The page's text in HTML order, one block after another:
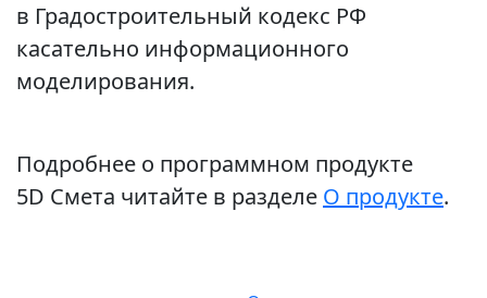
в Градостроительный кодекс РФ
касательно информационного
моделирования.
Подробнее о программном продукте
5D Смета читайте в разделе О продукте.